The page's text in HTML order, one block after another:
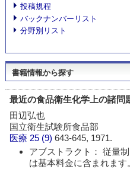
投稿規程
バックナンバーリスト
分野別リスト
書籍情報から探す
最近の食品衛生化学上の諸問
田辺弘也
国立衛生試験所食品部
医療 25 (9)643-645, 1971.
アブストラクト： 従量
は基本料金に含まれます